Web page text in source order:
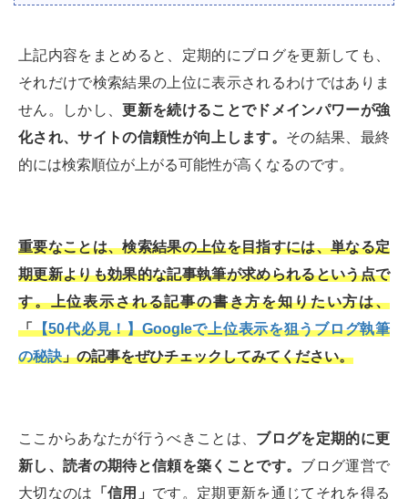
上記内容をまとめると、定期的にブログを更新しても、
それだけで検索結果の上位に表示されるわけではありま
せん。しかし、 更新を続けることでドメインパワーが強
化され、サイトの信頼性が向上します。 その結果、最終
的には検索順位が上がる可能性が高くなるのです。
重要なことは、検索結果の上位を目指すには、単なる定
期更新よりも効果的な記事執筆が求められるという点で
す。上位表示される記事の書き方を知りたい方は、
「【50代必見！】Googleで上位表示を狙うブログ執筆
の秘訣」の記事をぜひチェックしてみてください。
ここからあなたが行うべきことは、 ブログを定期的に更
新し、読者の期待と信頼を築くことです。 ブログ運営で
大切なのは 「信用」 です。定期更新を通じてそれを得る